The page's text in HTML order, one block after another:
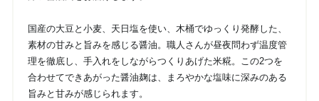
国産の大豆と小麦、天日塩を使い、木桶でゆっくり発酵した、
素材の甘みと旨みを感じる醤油。職人さんが昼夜問わず温度管
理を徹底し、手入れをしながらつくりあげた米糀。この2つを
合わせてできあがった醤油麹は、まろやかな塩味に深みのある
旨みと甘みが感じられます。